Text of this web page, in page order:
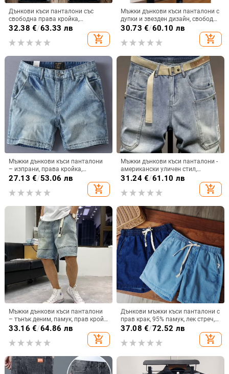
Дънкови къси панталони със
свободна права кройка,
памук‑смес, микроеластичност,
32.38 €/63.33 лв
add_shopping_cart
Мъжки дънкови къси панталони с
дупки и звезден дизайн, свободен
силует, дължина до коляното,
полиестер-памук смес, 75% памук
30.73 €/60.10 лв
add_shopping_cart
Мъжки дънкови къси панталони
– изпрани, права кройка,
свободен ежедневен стил за лято
2025 (памук-смес, полиестер)
27.13 €/53.06 лв
add_shopping_cart
Мъжки дънкови къси панталони -
американски уличен стил,
петточкови къси панталони,
прави крачета, лято, 30% памук
31.24€/61.10 лв
add_shopping_cart
Мъжки дънкови къси панталони
– тънък деним, памук, прав крой,
дължина пет точки, летни
33.16 €/64.86 лв
add_shopping_cart
Дънкови мъжки къси панталони с
прав крак, 95% памук, лек стреч,
летен сезон 2025
37.08 €/72.52 лв
add_shopping_cart